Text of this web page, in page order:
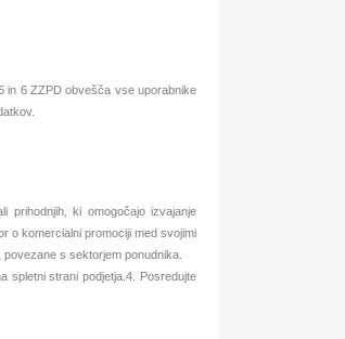
in 6 ZZPD obvešča vse uporabnike
prihodnjih, ki omogočajo izvajanje
o komercialni promociji med svojimi
s sektorjem ponudnika.
spletni strani podjetja.4. Posredujte